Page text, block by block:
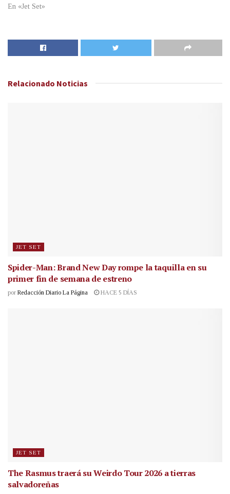
En «Jet Set»
Relacionado Noticias
JET SET
Spider-Man: Brand New Day rompe la taquilla en su
primer fin de semana de estreno
por Redacción Diario La Página HACE 5 DÍAS
JET SET
The Rasmus traerá su Weirdo Tour 2026 a tierras
salvadoreñas